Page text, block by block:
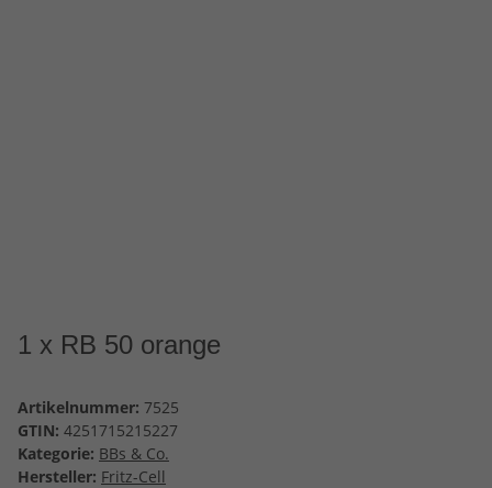
1 x RB 50 orange
Artikelnummer: 7525
GTIN: 4251715215227
Kategorie: BBs & Co.
Hersteller: Fritz-Cell